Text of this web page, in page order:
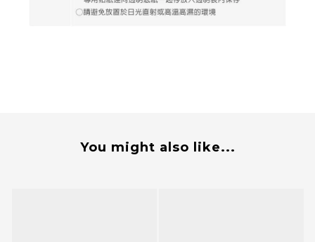
You might also like...